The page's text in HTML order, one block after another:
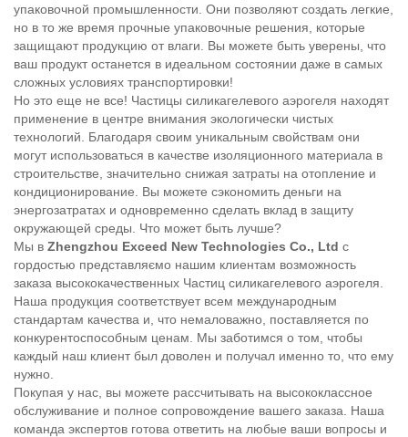
упаковочной промышленности. Они позволяют создать легкие,
но в то же время прочные упаковочные решения, которые
защищают продукцию от влаги. Вы можете быть уверены, что
ваш продукт останется в идеальном состоянии даже в самых
сложных условиях транспортировки!
Но это еще не все! Частицы силикагелевого аэрогеля находят
применение в центре внимания экологически чистых
технологий. Благодаря своим уникальным свойствам они
могут использоваться в качестве изоляционного материала в
строительстве, значительно снижая затраты на отопление и
кондиционирование. Вы можете сэкономить деньги на
энергозатратах и одновременно сделать вклад в защиту
окружающей среды. Что может быть лучше?
Мы в Zhengzhou Exceed New Technologies Co., Ltd с
гордостью представляємо нашим клиентам возможность
заказа высококачественных Частиц силикагелевого аэрогеля.
Наша продукция соответствует всем международным
стандартам качества и, что немаловажно, поставляется по
конкурентоспособным ценам. Мы заботимся о том, чтобы
каждый наш клиент был доволен и получал именно то, что ему
нужно.
Покупая у нас, вы можете рассчитывать на высококлассное
обслуживание и полное сопровождение вашего заказа. Наша
команда экспертов готова ответить на любые ваши вопросы и